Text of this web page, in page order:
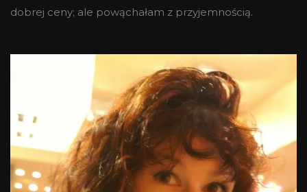
dobrej ceny; ale powąchałam z przyjemnością.